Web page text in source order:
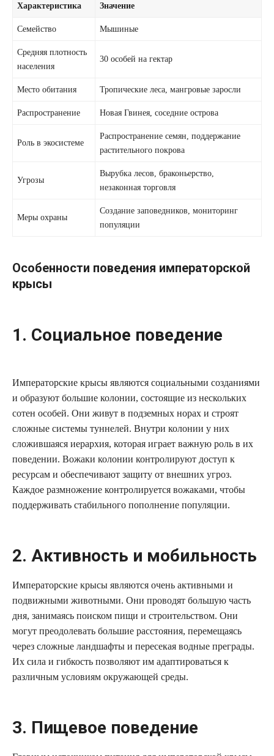
Характеристика Значение
Семейство Мышиные
Средняя плотность
населения
30 особей на гектар
Место обитания Тропические леса, мангровые заросли
Распространение Новая Гвинея, соседние острова
Роль в экосистеме
Распространение семян, поддержание
растительного покрова
Угрозы
Вырубка лесов, браконьерство,
незаконная торговля
Меры охраны
Создание заповедников, мониторинг
популяции
Особенности поведения императорской
крысы
1. Социальное поведение
Императорские крысы являются социальными созданиями
и образуют большие колонии, состоящие из нескольких
сотен особей. Они живут в подземных норах и строят
сложные системы туннелей. Внутри колонии у них
сложившаяся иерархия, которая играет важную роль в их
поведении. Вожаки колонии контролируют доступ к
ресурсам и обеспечивают защиту от внешних угроз.
Каждое размножение контролируется вожаками, чтобы
поддерживать стабильного пополнение популяции.
2. Активность и мобильность
Императорские крысы являются очень активными и
подвижными животными. Они проводят большую часть
дня, занимаясь поиском пищи и строительством. Они
могут преодолевать большие расстояния, перемещаясь
через сложные ландшафты и пересекая водные преграды.
Их сила и гибкость позволяют им адаптироваться к
различным условиям окружающей среды.
3. Пищевое поведение